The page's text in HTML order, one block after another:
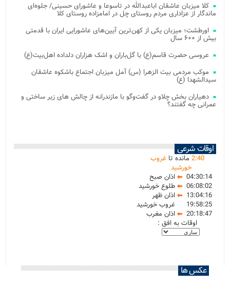
کلا میزبان عاشقان اباعبدالله در تاسوعا و عاشورای حسینی/ جلوه‌ای
ماندگار از عزاداری مردم روستای چل در امامزاده روستای کلا
اورطشت؛ میزبان یکی از کهن‌ترین آیین‌های عاشورایی ایران با قدمتی
بیش از ۶۰۰ سال
عروسی حضرت قاسم(ع) با گل‌باران و اشک هزاران دلداده اهل‌بیت(ع)
موکب مردمی بیت‌ الزهرا (س) آمل میزبان اجتماع باشکوه عاشقان
سیدالشهدا (ع)
دهیاران بخش چلاو در گفت‌وگو با مازندرانه از چالش های زیر ساختی و
عمرانی چه گفتند؟
اوقات شرعی
2:40 مانده تاغروب
خورشید
04:30:14
اذان صبح
06:08:02
طلوع خورشید
13:04:16
اذان ظهر
19:58:25
غروب خورشید
20:18:47
اذان مغرب
اوقات به افق :
عکس ها